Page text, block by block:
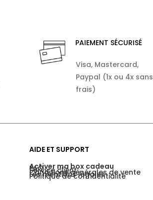
PAIEMENT SÉCURISÉ
Visa, Mastercard,
Paypal (1x ou 4x sans
frais)
AIDE ET SUPPORT
Activer ma box cadeau
FAQ
Service client
Conditions générales de vente
Les mentions légales
Politique de confidentialité